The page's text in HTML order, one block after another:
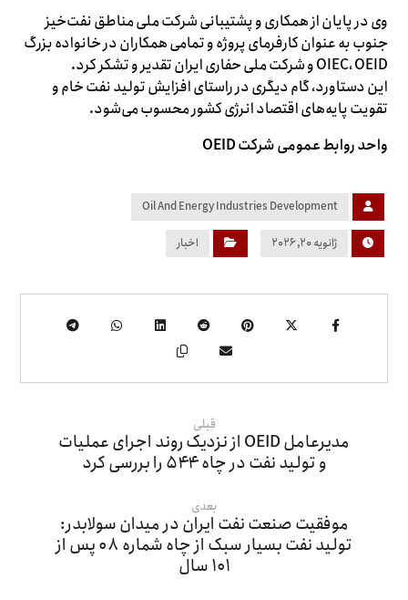
وی در پایان از همکاری و پشتیبانی شرکت ملی مناطق نفت‌خیز
جنوب به عنوان کارفرمای پروژه و تمامی همکاران در خانواده بزرگ
OIEC، OEID و شرکت ملی حفاری ایران تقدیر و تشکر کرد.
این دستاورد، گام دیگری در راستای افزایش تولید نفت خام و
تقویت پایه‌های اقتصاد انرژی کشور محسوب می‌شود.
واحد روابط عمومی شرکتOEID
Oil And Energy Industries Development
ژانویه ۲۰, ۲۰۲۶ اخبار
قبلی
مدیرعامل OEID از نزدیک روند اجرای عملیات
و تولید نفت در چاه ۵۴۴ را بررسی کرد
بعدی
موفقیت صنعت نفت ایران در میدان سولابدر:
تولید نفت بسیار سبک از چاه شماره ۰۸ پس از
۱۰۱ سال